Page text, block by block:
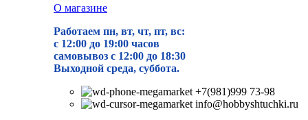
О магазине
Работаем пн, вт, чт, пт, вс:
с 12:00 до 19:00 часов
самовывоз с 12:00 до 18:30
Выходной среда, суббота.
+7(981)999 73-98
info@hobbyshtuchki.ru